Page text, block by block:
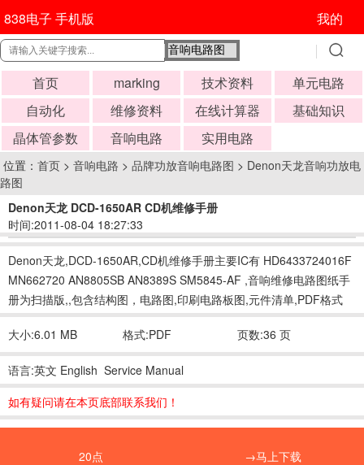
838电子 手机版 我的
首页 marking 技术资料
单元电路
自动化
维修资料 在线计算器
基础知识
晶体管参数
音响电路 实用电路
位置： 首页 > 音响电路 > 品牌功放音响电路图 > Denon天龙音响功放电
路图
Denon天龙 DCD-1650AR CD机维修手册
时间:2011-08-04 18:27:33
Denon天龙,DCD-1650AR,CD机维修手册主要IC有 HD6433724016F
MN662720 AN8805SB AN8389S SM5845-AF ,音响维修电路图纸手
册为扫描版,,包含结构图，电路图,印刷电路板图,元件清单,PDF格式
大小:6.01 MB 格式:PDF 页数:36 页
语言:英文 English Service Manual
如有疑问请在本页底部联系我们！
20点 →马上下载